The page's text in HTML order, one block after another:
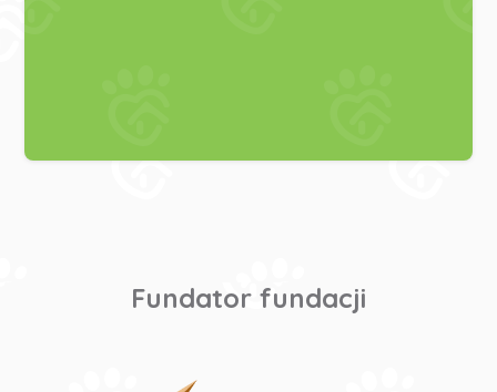
Fundator fundacji